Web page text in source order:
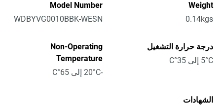
Weight
0.14kgs
Model Number
WDBYVG0010BBK-WESN
درجة حرارة التشغيل
5°C إلى 35°C
Non-Operating
Temperature
-20°C إلى 65°C
الشهادات